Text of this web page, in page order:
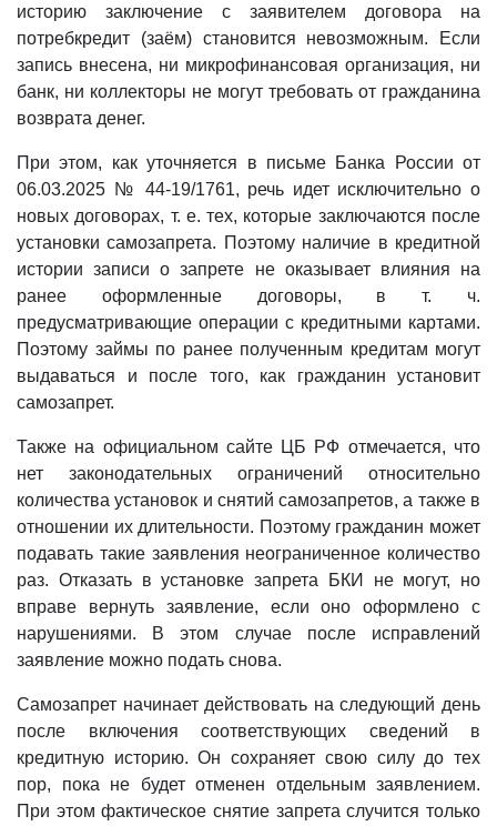
историю заключение с заявителем договора на
потребкредит (заём) становится невозможным. Если
запись внесена, ни микрофинансовая организация, ни
банк, ни коллекторы не могут требовать от гражданина
возврата денег.
При этом, как уточняется в письме Банка России от
06.03.2025 № 44-19/1761, речь идет исключительно о
новых договорах, т. е. тех, которые заключаются после
установки самозапрета. Поэтому наличие в кредитной
истории записи о запрете не оказывает влияния на
ранее оформленные договоры, в т. ч.
предусматривающие операции с кредитными картами.
Поэтому займы по ранее полученным кредитам могут
выдаваться и после того, как гражданин установит
самозапрет.
Также на официальном сайте ЦБ РФ отмечается, что
нет законодательных ограничений относительно
количества установок и снятий самозапретов, а также в
отношении их длительности. Поэтому гражданин может
подавать такие заявления неограниченное количество
раз. Отказать в установке запрета БКИ не могут, но
вправе вернуть заявление, если оно оформлено с
нарушениями. В этом случае после исправлений
заявление можно подать снова.
Самозапрет начинает действовать на следующий день
после включения соответствующих сведений в
кредитную историю. Он сохраняет свою силу до тех
пор, пока не будет отменен отдельным заявлением.
При этом фактическое снятие запрета случится только